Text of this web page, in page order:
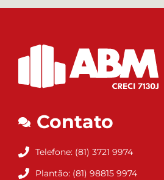
Contato
Telefone: (81) 3721 9974
Plantão: (81) 98815 9974